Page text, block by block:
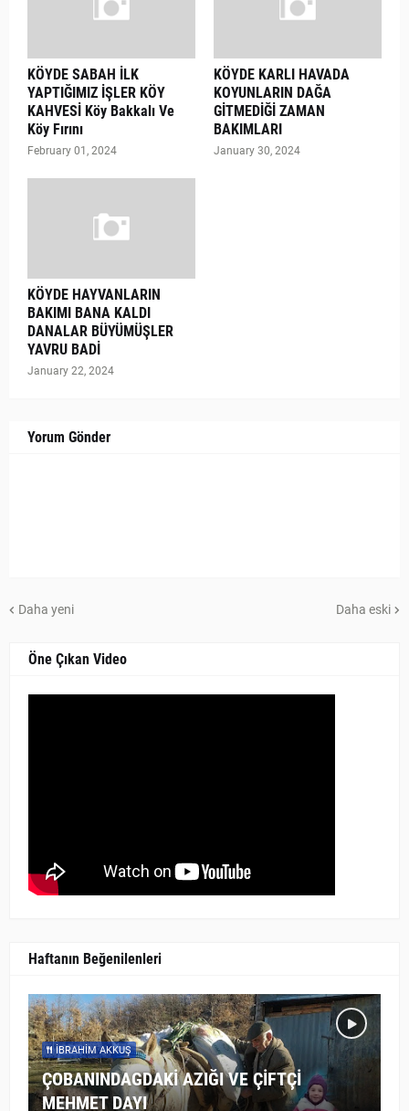
KÖYDE SABAH İLK
YAPTIĞIMIZ İŞLER KÖY
KAHVESİ Köy Bakkalı Ve
Köy Fırını
February 01, 2024
KÖYDE KARLI HAVADA
KOYUNLARIN DAĞA
GİTMEDİĞİ ZAMAN
BAKIMLARI
January 30, 2024
KÖYDE HAYVANLARIN
BAKIMI BANA KALDI
DANALAR BÜYÜMÜŞLER
YAVRU BADİ
January 22, 2024
Yorum Gönder
Daha yeni Daha eski
Öne Çıkan Video
Haftanın Beğenilenleri
İBRAHIM AKKUŞ
ÇOBANINDAGDAKİ AZIĞI VE ÇİFTÇİ
MEHMET DAYI